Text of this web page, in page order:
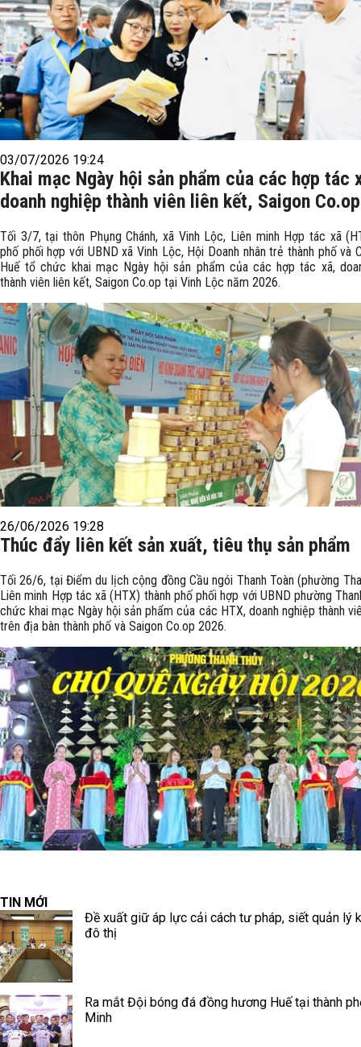
03/07/2026 19:24
Khai mạc Ngày hội sản phẩm của các hợp tác
doanh nghiệp thành viên liên kết, Saigon Co.op
Tối 3/7, tại thôn Phụng Chánh, xã Vinh Lộc, Liên minh Hợp tác xã
phố phối hợp với UBND xã Vinh Lộc, Hội Doanh nhân trẻ thành phố và
Huế tổ chức khai mạc Ngày hội sản phẩm của các hợp tác xã,
thành viên liên kết, Saigon Co.op tại Vinh Lộc năm 2026.
26/06/2026 19:28
Thúc đẩy liên kết sản xuất, tiêu thụ sản phẩm
Tối 26/6, tại Điểm du lịch cộng đồng Cầu ngói Thanh Toàn (phường
Liên minh Hợp tác xã (HTX) thành phố phối hợp với UBND phường
chức khai mạc Ngày hội sản phẩm của các HTX, doanh nghiệp thành
trên địa bàn thành phố và Saigon Co.op 2026.
TIN MỚI
Đề xuất giữ áp lực cải cách tư pháp, siết quản lý
đô thị
Ra mắt Đội bóng đá đồng hương Huế tại thành
Minh